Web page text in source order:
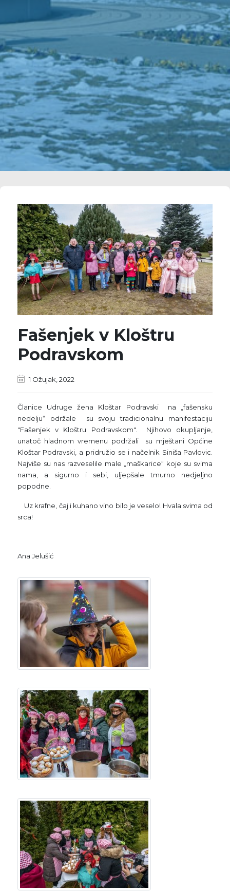
Fašenjek v Kloštru
Podravskom
1 Ožujak, 2022
Članice Udruge žena Kloštar Podravski na „fašensku
nedelju“ održale su svoju tradicionalnu manifestaciju
"Fašenjek v Kloštru Podravskom". Njihovo okupljanje,
unatoč hladnom vremenu podržali su mještani Općine
Kloštar Podravski, a pridružio se i načelnik Siniša Pavlovic.
Najviše su nas razveselile male „maškarice“ koje su svima
nama, a sigurno i sebi, uljepšale tmurno nedjeljno
popodne.
Uz krafne, čaj i kuhano vino bilo je veselo! Hvala svima od
srca!
Ana Jelušić